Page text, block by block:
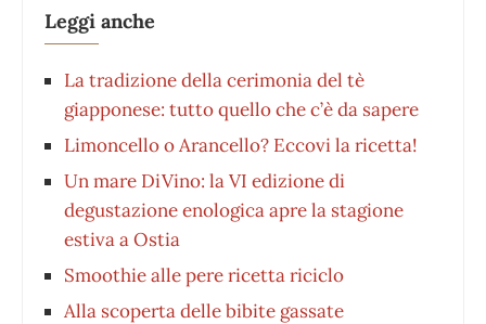
Leggi anche
La tradizione della cerimonia del tè
giapponese: tutto quello che c’è da sapere
Limoncello o Arancello? Eccovi la ricetta!
Un mare DiVino: la VI edizione di
degustazione enologica apre la stagione
estiva a Ostia
Smoothie alle pere ricetta riciclo
Alla scoperta delle bibite gassate